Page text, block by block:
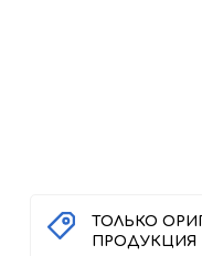
ТОЛЬКО
ПРОДУКЦИЯ